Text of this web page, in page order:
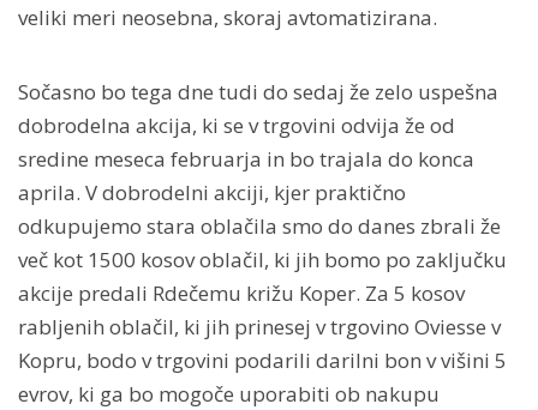
veliki meri neosebna, skoraj avtomatizirana.
Sočasno bo tega dne tudi do sedaj že zelo uspešna
dobrodelna akcija, ki se v trgovini odvija že od
sredine meseca februarja in bo trajala do konca
aprila. V dobrodelni akciji, kjer praktično
odkupujemo stara oblačila smo do danes zbrali že
več kot 1500 kosov oblačil, ki jih bomo po zaključku
akcije predali Rdečemu križu Koper. Za 5 kosov
rabljenih oblačil, ki jih prinesej v trgovino Oviesse v
Kopru, bodo v trgovini podarili darilni bon v višini 5
evrov, ki ga bo mogoče uporabiti ob nakupu